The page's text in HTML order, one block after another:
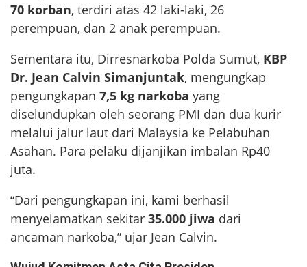
70 korban, terdiri atas 42 laki-laki, 26
perempuan, dan 2 anak perempuan.
Sementara itu, Dirresnarkoba Polda Sumut, KBP
Dr. Jean Calvin Simanjuntak, mengungkap
pengungkapan 7,5 kg narkoba yang
diselundupkan oleh seorang PMI dan dua kurir
melalui jalur laut dari Malaysia ke Pelabuhan
Asahan. Para pelaku dijanjikan imbalan Rp40
juta.
“Dari pengungkapan ini, kami berhasil
menyelamatkan sekitar 35.000 jiwa dari
ancaman narkoba,” ujar Jean Calvin.